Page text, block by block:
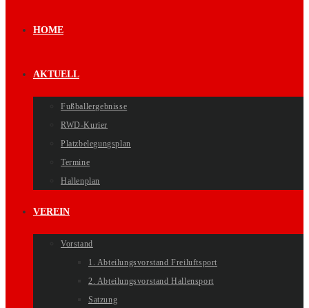
HOME
AKTUELL
Fußballergebnisse
RWD-Kurier
Platzbelegungsplan
Termine
Hallenplan
VEREIN
Vorstand
1. Abteilungsvorstand Freiluftsport
2. Abteilungsvorstand Hallensport
Satzung